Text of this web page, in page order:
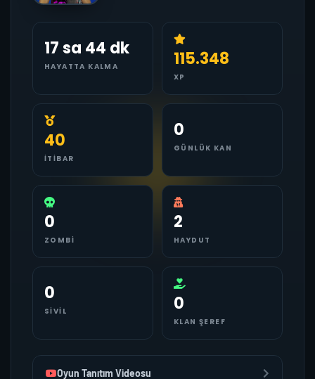
17 sa 44 dk
HAYATTA KALMA 115.348
XP
40
İTIBAR
0
GÜNLÜK KAN
0
ZOMBI
2
HAYDUT
0
SIVIL 0
KLAN ŞEREF
Oyun Tanıtım Videosu